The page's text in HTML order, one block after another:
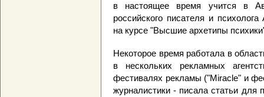
в настоящее время учится в
российского писателя и
на курсе "Высшие архетипы
Некоторое время работала в
в нескольких рекламных
фестивалях рекламы ("Miracle" и
журналистики - писала статьи для